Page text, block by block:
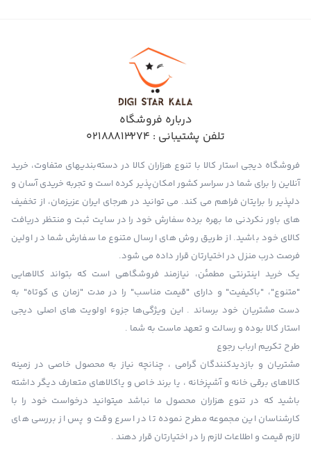
درباره فروشگاه
تلفن پشتیبانی : 02188813274
فروشگاه دیجی استار کالا با تنوع هزاران کالا در دسته‌بندیهای متفاوت، خرید
آنلاین را برای شما در سراسر کشور امکان‌پذیر کرده است و تجربه خریدی آسان و
دلپذیر را برایتان فراهم می کند. می توانید در هرجای ایران عزیزمان، از تخفیف
های باور نکردنی ما بهره برده سفارش خود را در سایت ثبت و منتظر دریافت
کالای خود باشید. از طریق روش های ارسال متنوع ما سفارش شما در اولین
فرصت درب منزل در اختیارتان قرار داده می شود.
یک خرید اینترنتی مطمئن، نیازمند فروشگاهی است که بتواند کالاهایی
"متنوع"، "باکیفیت" و دارای "قیمت مناسب" را در مدت "زمان ی کوتاه" به
دست مشتریان خود برساند . این ویژگی‌ها جزوء اولویت های اصلی دیجی
استار کالا بوده و رسالت و تعهد ماست به شما .
طرح تکریم ارباب رجوع
مشتریان و بازدیدکنندگان گرامی ، چنانچه نیاز به محصول خاصی در زمینه
کالاهای برقی خانه و آشپزخانه ، یا برند خاص و یاکالاهای متعارف دیگر داشته
باشید که در تنوع هزاران محصول ما نباشد میتوانید درخواست خود را با
کارشناسان این مجموعه مطرح نموده تا در اسرع وقت و پس از بررسی های
لازم قیمت و اطلاعات لازم را در اختیارتان قرار دهند .